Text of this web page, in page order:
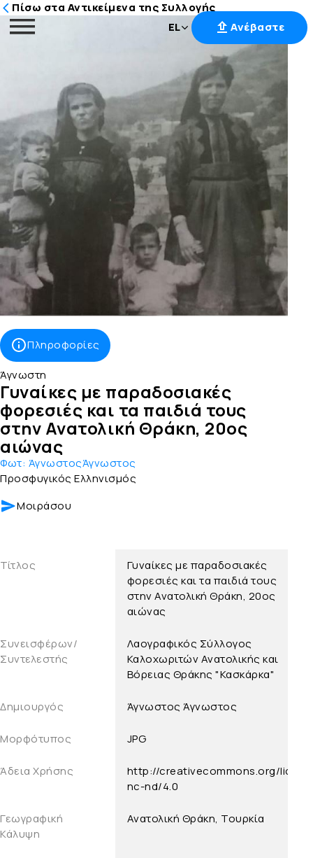
EL Ανέβαστε
Πίσω στα Αντικείμενα της Συλλογής
Πληροφορίες
Άγνωστη
Γυναίκες με παραδοσιακές
φορεσιές και τα παιδιά τους
στην Ανατολική Θράκη, 20ος
αιώνας
Φωτ: ΆγνωστοςΆγνωστος
Προσφυγικός Ελληνισμός
Μοιράσου
Τίτλος
Γυναίκες με παραδοσιακές
φορεσιές και τα παιδιά τους
στην Ανατολική Θράκη, 20ος
αιώνας
Συνεισφέρων/
Συντελεστής
Λαογραφικός Σύλλογος
Καλοχωριτών Ανατολικής και
Βόρειας Θράκης "Κασκάρκα"
Δημιουργός Άγνωστος Άγνωστος
Μορφότυπος JPG
Άδεια Χρήσης
http://creativecommons.org/
nc-nd/4.0
Γεωγραφική
Κάλυψη
Ανατολική Θράκη, Τουρκία